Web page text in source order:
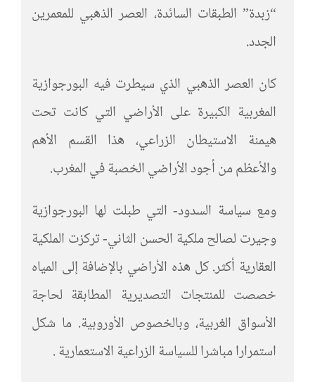
“زبدة” الطبقات السائدة، العصر الذهبي للمعمرين
الجدد.
كان العصر الذهبي الذي سيطرت فيه البورجوازية
المغربية الكبيرة على الأراضي التي كانت تحت
هيمنة الاستيطان الزراعي، هذا القسم الأهم
والأعظم من أجود الأراضي الخصبة في المغرب.
ومع سياسة السدود- التي طبلت لها البورجوازية
وجيرت لصالح ملكية الحسن الثاني- تركزت الملكية
العقارية أكثر. كل هذه الأراضي بالإضافة إلى المياه
خصصت للمنتجات التصديرية المطابقة لحاجة
الأسواق الغربية، وبالخصوص الأوروبية. ما شكل
استمرارا مباشرا للسياسة الزراعية الاستعمارية .